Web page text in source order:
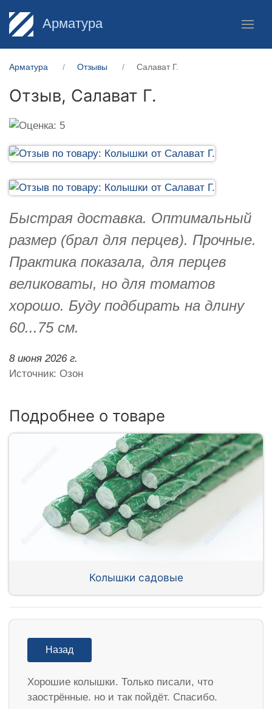
Арматура
Арматура Отзывы Салават Г.
Отзыв, Салават Г.
Быстрая доставка. Оптимальный
размер (брал для перцев). Прочные.
Практика показала, для перцев
великоваты, но для томатов
хорошо. Буду подбирать на длину
60...75 см.
8 июня 2026 г.
Источник: Озон
Подробнее о товаре
Колышки садовые
Назад
Хорошие колышки. Только писали, что
заострённые. но и так пойдёт. Спасибо.